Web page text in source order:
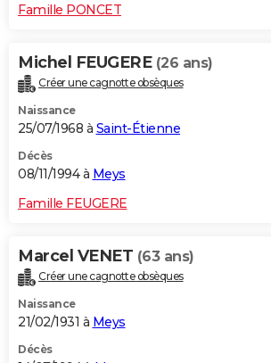
Famille PONCET
Michel FEUGERE (26 ans)
Créer une cagnotte obsèques
Naissance
25/07/1968 à Saint-Étienne
Décès
08/11/1994 à Meys
Famille FEUGERE
Marcel VENET (63 ans)
Créer une cagnotte obsèques
Naissance
21/02/1931 à Meys
Décès